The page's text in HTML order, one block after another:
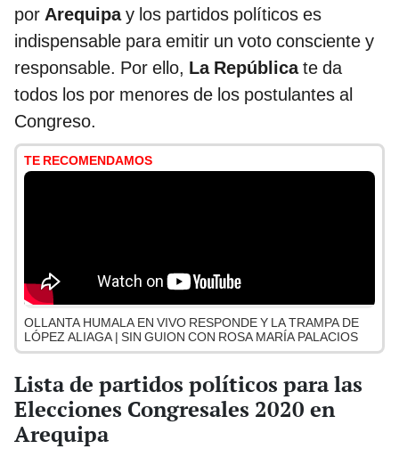
por Arequipay los partidos políticos es
indispensable para emitir un voto consciente y
responsable. Por ello, La Repúblicate da
todos los por menores de los postulantes al
Congreso.
TE RECOMENDAMOS
OLLANTA HUMALA EN VIVO RESPONDE Y LA TRAMPA DE
LÓPEZ ALIAGA | SIN GUION CON ROSA MARÍA PALACIOS
Lista de partidos políticos para las
Elecciones Congresales 2020 en
Arequipa